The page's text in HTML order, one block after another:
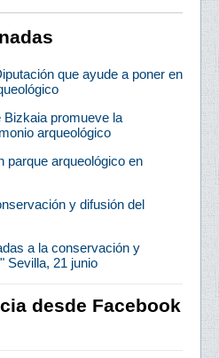
que ayude a poner en
Bizkaia promueve la
arqueológico
parque arqueológico en
y difusión del
a la conservación y
Sevilla, 21 junio
desde Facebook